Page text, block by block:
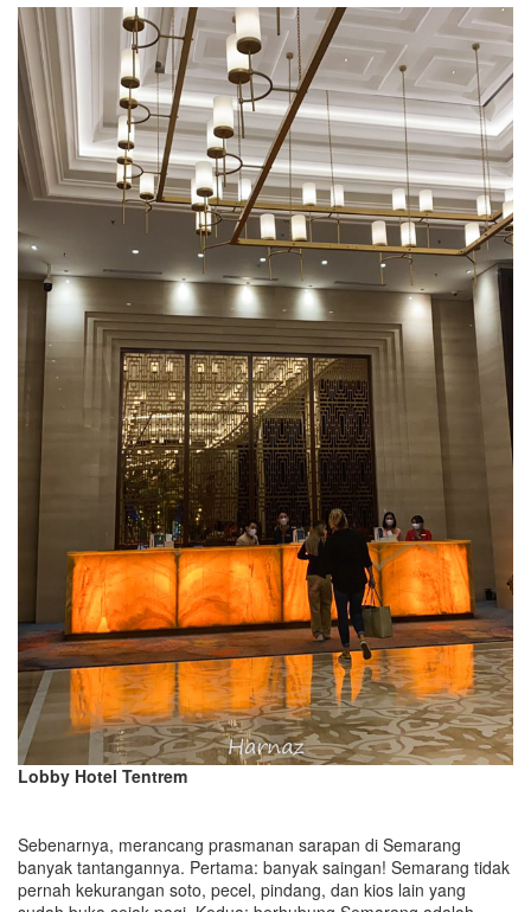
Lobby Hotel Tentrem
Sebenarnya, merancang prasmanan sarapan di Semarang
banyak tantangannya. Pertama: banyak saingan! Semarang tidak
pernah kekurangan soto, pecel, pindang, dan kios lain yang